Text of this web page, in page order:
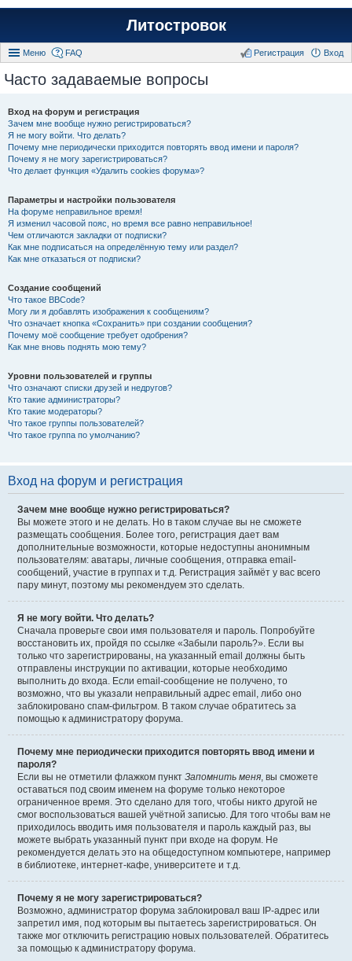
Литостровок
Меню FAQ Вход
Регистрация
Часто задаваемые вопросы
Вход на форум и регистрация
Зачем мне вообще нужно регистрироваться?
Я не могу войти. Что делать?
Почему мне периодически приходится повторять ввод имени и пароля?
Почему я не могу зарегистрироваться?
Что делает функция «Удалить cookies форума»?
Параметры и настройки пользователя
На форуме неправильное время!
Я изменил часовой пояс, но время все равно неправильное!
Чем отличаются закладки от подписки?
Как мне подписаться на определённую тему или раздел?
Как мне отказаться от подписки?
Создание сообщений
Что такое BBCode?
Могу ли я добавлять изображения к сообщениям?
Что означает кнопка «Сохранить» при создании сообщения?
Почему моё сообщение требует одобрения?
Как мне вновь поднять мою тему?
Уровни пользователей и группы
Что означают списки друзей и недругов?
Кто такие администраторы?
Кто такие модераторы?
Что такое группы пользователей?
Что такое группа по умолчанию?
Вход на форум и регистрация
Зачем мне вообще нужно регистрироваться?
Вы можете этого и не делать. Но в таком случае вы не сможете
размещать сообщения. Более того, регистрация дает вам
дополнительные возможности, которые недоступны анонимным
пользователям: аватары, личные сообщения, отправка email-
сообщений, участие в группах и т.д. Регистрация займёт у вас всего
пару минут, поэтому мы рекомендуем это сделать.
Я не могу войти. Что делать?
Сначала проверьте свои имя пользователя и пароль. Попробуйте
восстановить их, пройдя по ссылке «Забыли пароль?». Если вы
только что зарегистрированы, на указанный email должны быть
отправлены инструкции по активации, которые необходимо
выполнить до входа. Если email-сообщение не получено, то
возможно, что вы указали неправильный адрес email, либо оно
заблокировано спам-фильтром. В таком случае обратитесь за
помощью к администратору форума.
Почему мне периодически приходится повторять ввод имени и
пароля?
Если вы не отметили флажком пункт Запомнить меня, вы сможете
оставаться под своим именем на форуме только некоторое
ограниченное время. Это сделано для того, чтобы никто другой не
смог воспользоваться вашей учётной записью. Для того чтобы вам не
приходилось вводить имя пользователя и пароль каждый раз, вы
можете выбрать указанный пункт при входе на форум. Не
рекомендуется делать это на общедоступном компьютере, например
в библиотеке, интернет-кафе, университете и т.д.
Почему я не могу зарегистрироваться?
Возможно, администратор форума заблокировал ваш IP-адрес или
запретил имя, под которым вы пытаетесь зарегистрироваться. Он
также мог отключить регистрацию новых пользователей. Обратитесь
за помощью к администратору форума.